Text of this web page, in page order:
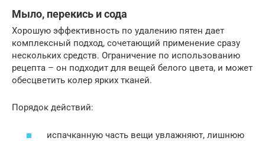
Мыло, перекись и сода
Хорошую эффективность по удалению пятен дает
комплексный подход, сочетающий применение сразу
нескольких средств. Ограничение по использованию
рецепта – он подходит для вещей белого цвета, и может
обесцветить колер ярких тканей.
Порядок действий:
испачканную часть вещи увлажняют, лишнюю